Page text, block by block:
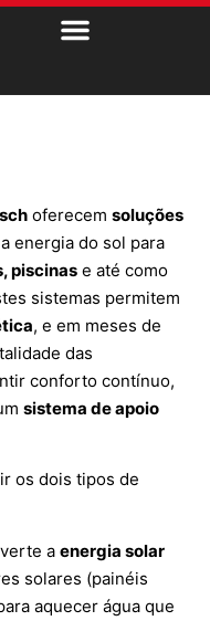
oferecem soluções
energia do sol para
piscinas e até como
sistemas permitem
, e em meses de
das
conforto contínuo,
sistema de apoio
os dois tipos de
a energia solar
solares (painéis
aquecer água que